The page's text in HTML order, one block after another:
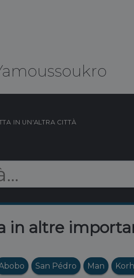
IN UN'ALTRA CITTÀ
in altre
San Pédro Man